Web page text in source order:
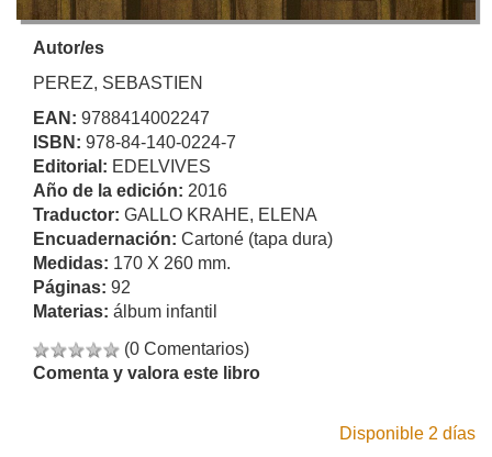
Autor/es
PEREZ, SEBASTIEN
EAN: 9788414002247
ISBN: 978-84-140-0224-7
Editorial: EDELVIVES
Año de la edición: 2016
Traductor: GALLO KRAHE, ELENA
Encuadernación: Cartoné (tapa dura)
Medidas: 170 X 260 mm.
Páginas: 92
Materias: álbum infantil
(0 Comentarios)
Comenta y valora este libro
Disponible 2 días